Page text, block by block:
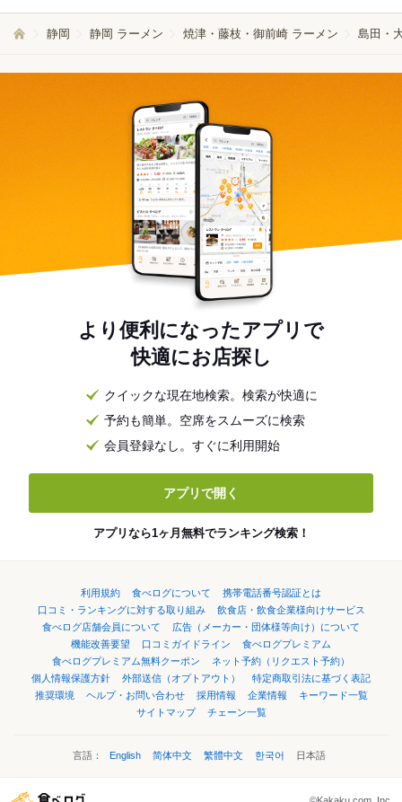
静岡 静岡 ラーメン 焼津・藤枝・御前崎 ラーメン 島田・
より便利になったアプリで
快適にお店探し
クイックな現在地検索。検索が快適に
予約も簡単。空席をスムーズに検索
会員登録なし。すぐに利用開始
アプリで開く
アプリなら1ヶ月無料でランキング検索！
利用規約 食べログについて
携帯電話番号認証とは
口コミ・ランキングに対する取り組み
飲食店・飲食企業様向けサービス
食べログ店舗会員について
広告（メーカー・団体様等向け）について
機能改善要望
口コミガイドライン
食べログプレミアム
食べログプレミアム無料クーポン
ネット予約（リクエスト予約）
個人情報保護方針
外部送信（オプトアウト）
特定商取引法に基づく表記
推奨環境
ヘルプ・お問い合わせ 採用情報 企業情報
キーワード一覧
サイトマップ
チェーン一覧
言語： English 简体中文 繁體中文 한국어 日本語